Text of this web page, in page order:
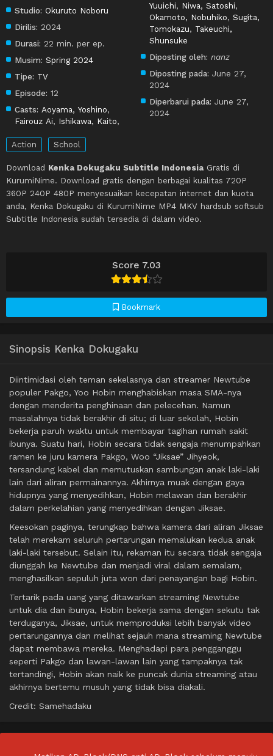
Score 7.03
Bookmark
Studio: Okuruto Noboru
Dirilis: 2024
Durasi: 22 min. per ep.
Musim: Spring 2024
Tipe: TV
Episode: 12
Casts: Aoyama, Yoshino,
Fairouz Ai, Ishikawa, Kaito,
Yuuichi, Niwa, Satoshi,
Okamoto, Nobuhiko,Sugita,
Tomokazu, Takeuchi,
Shunsuke
Diposting oleh: nanz
Diposting pada: June 27,
2024
Diperbarui pada: June 27,
2024
Action School
Download Kenka Dokugaku Subtitle Indonesia Gratis di
KurumiNime. Download gratis dengan berbagai kualitas 720P
360P 240P 480P menyesuaikan kecepatan internet dan kuota
anda, Kenka Dokugaku di KurumiNime MP4 MKV hardsub softsub
Subtitle Indonesia sudah tersedia di dalam video.
Sinopsis Kenka Dokugaku
Diintimidasi oleh teman sekelasnya dan streamer Newtube
populer Pakgo, Yoo Hobin menghabiskan masa SMA-nya
dengan menderita penghinaan dan pelecehan. Namun
masalahnya tidak berakhir di situ; di luar sekolah, Hobin
bekerja paruh waktu untuk membayar tagihan rumah sakit
ibunya. Suatu hari, Hobin secara tidak sengaja menumpahkan
ramen ke juru kamera Pakgo, Woo “Jiksae” Jihyeok,
tersandung kabel dan memutuskan sambungan anak laki-laki
lain dari aliran permainannya. Akhirnya muak dengan gaya
hidupnya yang menyedihkan, Hobin melawan dan berakhir
dalam perkelahian yang menyedihkan dengan Jiksae.
Keesokan paginya, terungkap bahwa kamera dari aliran Jiksae
telah merekam seluruh pertarungan memalukan kedua anak
laki-laki tersebut. Selain itu, rekaman itu secara tidak sengaja
diunggah ke Newtube dan menjadi viral dalam semalam,
menghasilkan sepuluh juta won dari penayangan bagi Hobin.
Tertarik pada uang yang ditawarkan streaming Newtube
untuk dia dan ibunya, Hobin bekerja sama dengan sekutu tak
terduganya, Jiksae, untuk memproduksi lebih banyak video
pertarungannya dan melihat sejauh mana streaming Newtube
dapat membawa mereka. Menghadapi para pengganggu
seperti Pakgo dan lawan-lawan lain yang tampaknya tak
tertandingi, Hobin akan naik ke puncak dunia streaming atau
akhirnya bertemu musuh yang tidak bisa diakali.
Credit: Samehadaku